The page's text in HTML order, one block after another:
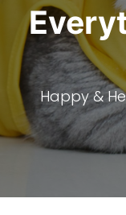
Happy &